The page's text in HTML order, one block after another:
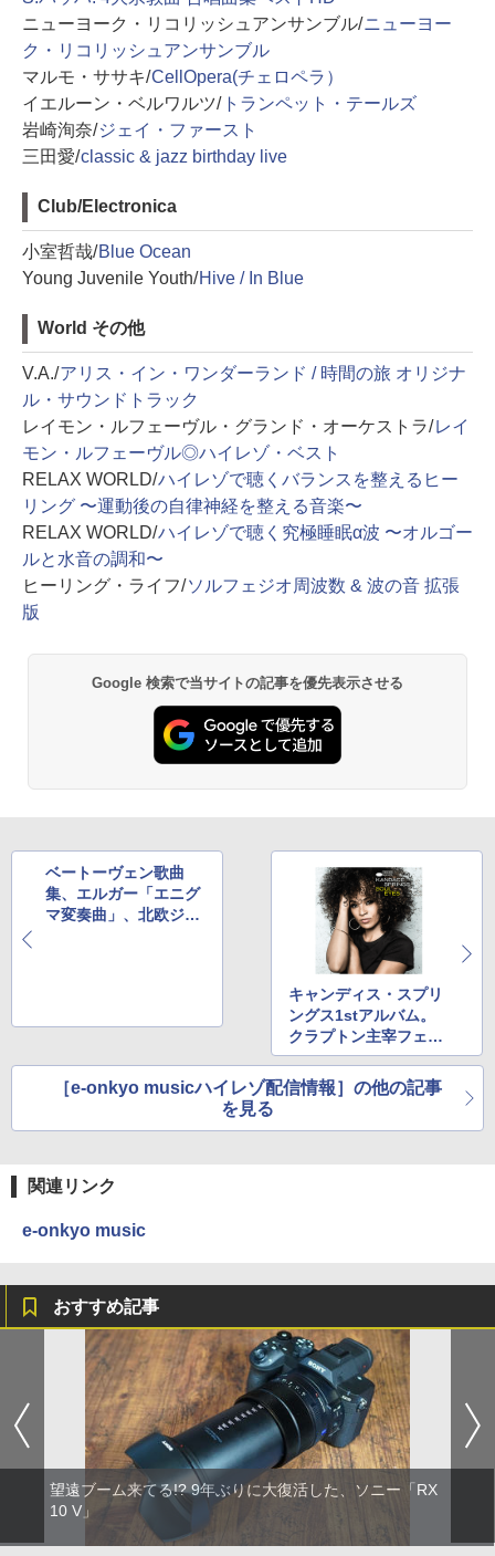
ニューヨーク・リコリッシュアンサンブル/ニューヨー
ク・リコリッシュアンサンブル
マルモ・ササキ/CellOpera(チェロペラ）
イエルーン・ベルワルツ/トランペット・テールズ
岩崎洵奈/ジェイ・ファースト
三田愛/classic & jazz birthday live
Club/Electronica
小室哲哉/Blue Ocean
Young Juvenile Youth/Hive / In Blue
World その他
V.A./アリス・イン・ワンダーランド / 時間の旅 オリジナ
ル・サウンドトラック
レイモン・ルフェーヴル・グランド・オーケストラ/レイ
モン・ルフェーヴル◎ハイレゾ・ベスト
RELAX WORLD/ハイレゾで聴くバランスを整えるヒー
リング 〜運動後の自律神経を整える音楽〜
RELAX WORLD/ハイレゾで聴く究極睡眠α波 〜オルゴー
ルと水音の調和〜
ヒーリング・ライフ/ソルフェジオ周波数 & 波の音 拡張
版
Google 検索で当サイトの記事を優先表示させる
ベートーヴェン歌曲
集、エルガー「エニグ
マ変奏曲」、北欧ジャ
キャンディス・スプリ
ングス1stアルバム。
クラプトン主宰フェス
ベストも
［e-onkyo musicハイレゾ配信情報］の他の記事
を見る
関連リンク
e-onkyo music
おすすめ記事
望遠ブーム来てる!? 9年ぶりに大復活した、ソニー「RX
10 V」